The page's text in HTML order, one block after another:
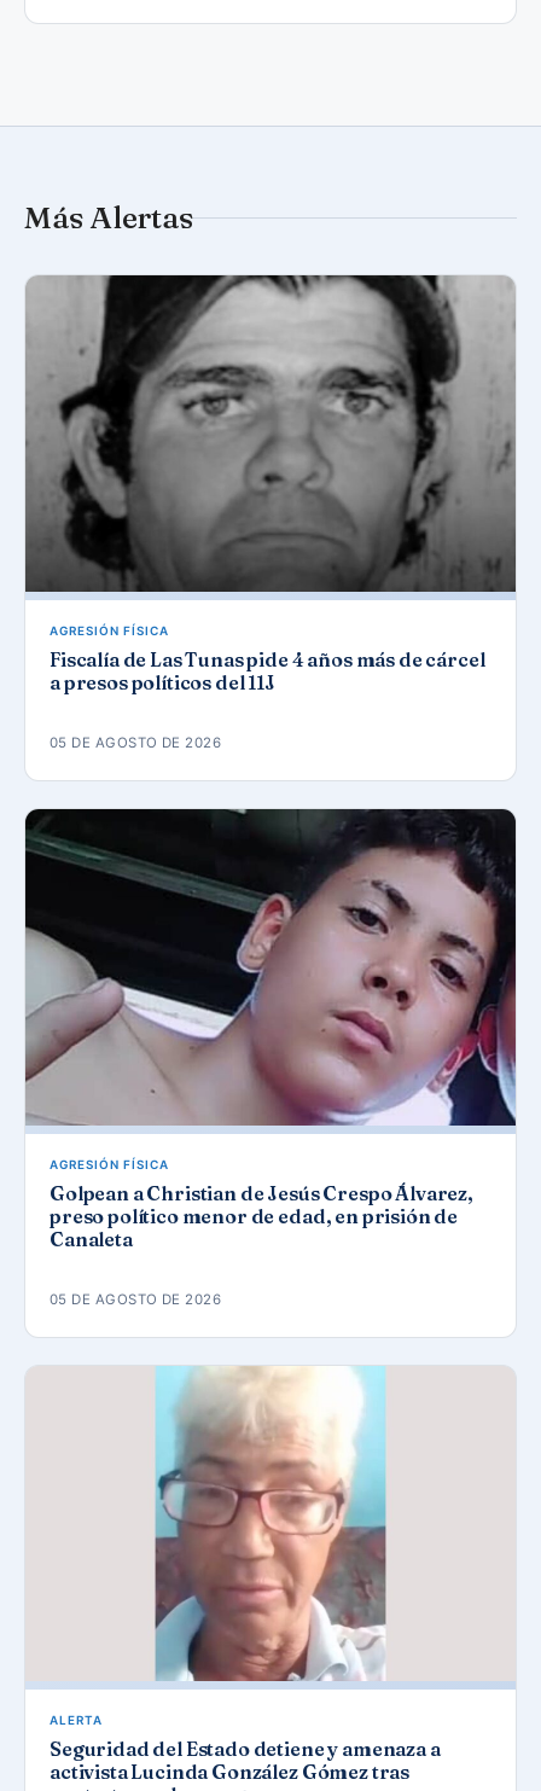
Más Alertas
AGRESIÓN FÍSICA
Fiscalía de Las Tunas pide 4 años más de cárcel
a presos políticos del 11J
05 DE AGOSTO DE 2026
AGRESIÓN FÍSICA
Golpean a Christian de Jesús Crespo Álvarez,
preso político menor de edad, en prisión de
Canaleta
05 DE AGOSTO DE 2026
ALERTA
Seguridad del Estado detiene y amenaza a
activista Lucinda González Gómez tras